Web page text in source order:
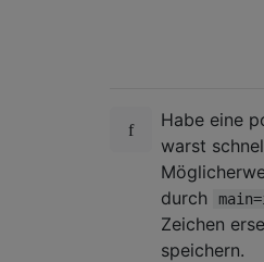
Habe eine
warst
durch
Zeichen
speichern.